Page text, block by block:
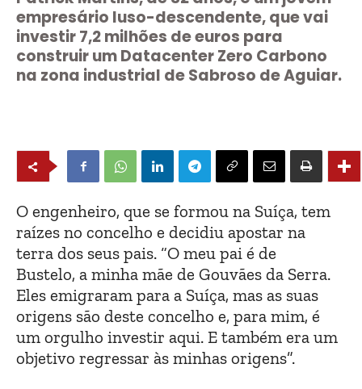
empresário luso-descendente, que vai
investir 7,2 milhões de euros para
construir um Datacenter Zero Carbono
na zona industrial de Sabroso de Aguiar.
O engenheiro, que se formou na Suíça, tem
raízes no concelho e decidiu apostar na
terra dos seus pais. “O meu pai é de
Bustelo, a minha mãe de Gouvães da Serra.
Eles emigraram para a Suíça, mas as suas
origens são deste concelho e, para mim, é
um orgulho investir aqui. E também era um
objetivo regressar às minhas origens”.